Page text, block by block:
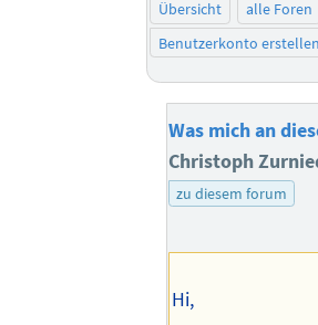
Übersicht alle Foren
Benutzerkonto erstellen
Was mich an
Christoph
zu diesem forum
Hi,